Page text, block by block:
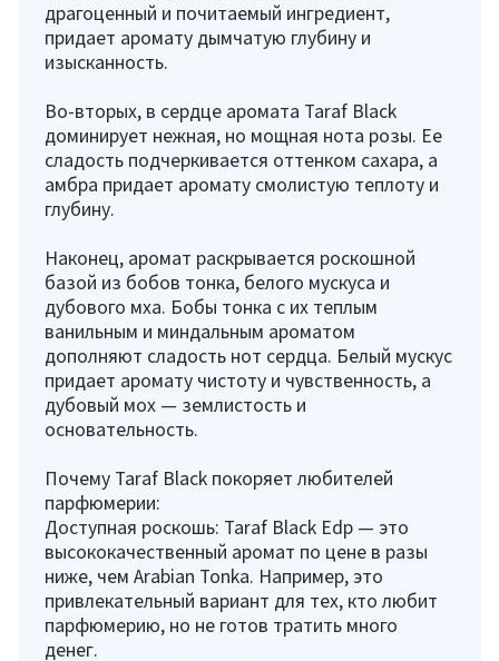
драгоценный и почитаемый ингредиент,
придает аромату дымчатую глубину и
изысканность.
Во-вторых, в сердце аромата Taraf Black
доминирует нежная, но мощная нота розы. Ее
сладость подчеркивается оттенком сахара, а
амбра придает аромату смолистую теплоту и
глубину.
Наконец, аромат раскрывается роскошной
базой из бобов тонка, белого мускуса и
дубового мха. Бобы тонка с их теплым
ванильным и миндальным ароматом
дополняют сладость нот сердца. Белый мускус
придает аромату чистоту и чувственность, а
дубовый мох — землистость и
основательность.
Почему Taraf Black покоряет любителей
парфюмерии:
Доступная роскошь: Taraf Black Edp — это
высококачественный аромат по цене в разы
ниже, чем Arabian Tonka. Например, это
привлекательный вариант для тех, кто любит
парфюмерию, но не готов тратить много
денег.